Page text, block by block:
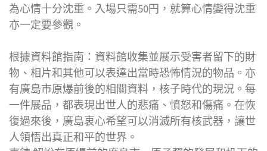
為心情十分沈重。入場只需50円，就算心情變得沈重
亦一定要參觀。
根據資料館指南：資料館收集並展示受害者留下的財
物、相片和其他可以表達出當時恐怖情況的物品。亦
有廣島市原爆前後的相關資料，核子時代的現況。每
一件展品，都表現出世人的悲痛、憤怒和傷痛。在恢
復過來後，廣島衷心希望可以消滅所有核武器，讓世
人領悟出真正和平的世界。